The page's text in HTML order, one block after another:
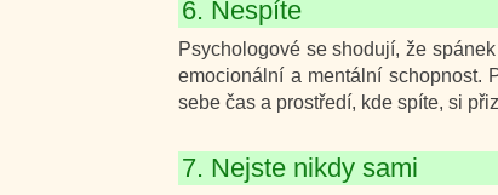
6. Nespíte
Psychologové se shodují, že
emocionální a mentální schopnost.
sebe čas a prostředí, kde spíte, si
7. Nejste nikdy sami